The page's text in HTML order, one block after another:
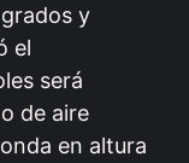
y
el
será
de aire
en altura